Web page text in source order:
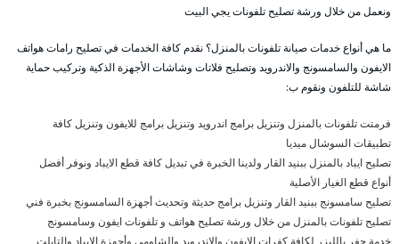
ونعمل من خلال ورشة تصليح تلفونات يجي البيت
ما هي أنواع خدمات صيانة تلفونات بالمنزل؟ نقدم كافة الخدمات في تصليح رامات هواتف
الايفون والسامسونج والاندرويد وتصليح فلاتات وشاشات الأجهزة الذكية وتركيب حماية
شاشة للتلفون ونقوم ب:
فرمتت تلفونات بالمنزل وتنزيل برامج اندرويد وتنزيل برامج للايفون وتنزيل كافة
تطبيقات السوشال ميديا
تصليح ايباد بالمنزل ببنيد القار ولدينا الخبرة في تبديل كافة قطع الايباد ونوفر أفضل
أنواع قطع الغيار الأصلية
تصليح سامسونج ببنيد القار وتنزيل برامج حديثة وتحديث أجهزة السامسونج بخبرة فني
تصليح تلفونات بالمنزل من خلال ورشة تصليح هواتف و تلفونات ايفون وسامسونج
خدمة حفر بالليزر لكافة كفرات الايفون والاندرويد والشاومي وأجهزة الايباد والتابلت